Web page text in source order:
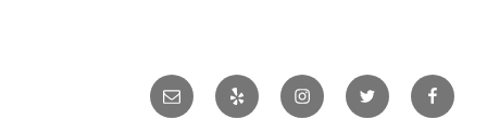
פייסבוק טוויטר אינסטגרם יאלפ אימייל